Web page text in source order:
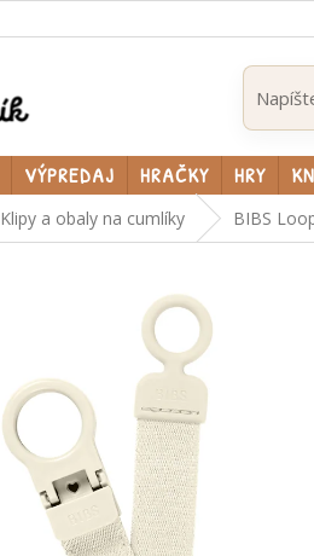
VÝPREDAJ HRAČKY HRY
Klipy a obaly na cumlíky BIBS